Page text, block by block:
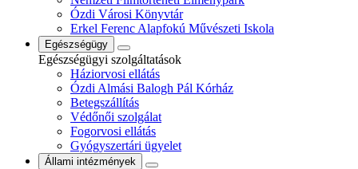
Ózdi Városi Könyvtár
Erkel Ferenc Alapfokú Művészeti Iskola
Egészségügy
Egészségügyi szolgáltatások
Háziorvosi ellátás
Ózdi Almási Balogh Pál Kórház
Betegszállítás
Védőnői szolgálat
Fogorvosi ellátás
Gyógyszertári ügyelet
Állami intézmények